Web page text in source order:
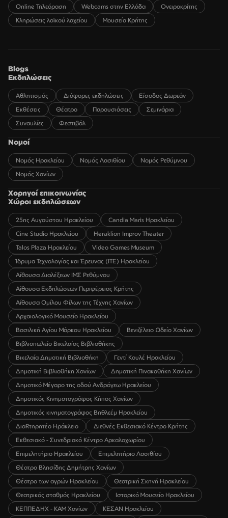
Online Τηλεόραση
Webcams στην Ελλάδα
Ονειροκρίτης
Κληρώσεις λαϊκού λαχείου
Μουσεία Κρήτης
Blogs
Εκδηλώσεις
Αθλητισμός Διάφορες εκδηλώσεις
Είσοδος Δωρεάν
Εκθέσεις
Θέατρο Παρουσιάσεις
Σεμινάρια
Συναυλίες
Φεστιβάλ
Νομοί
Νομός Ηρακλείου Νομός Λασιθίου
Νομός Ρεθύμνου
Νομός Χανίων
Χορηγοί επικοινωνίας
Χώροι εκδηλώσεων
25ης Αυγούστου Ηρακλείου
Candia Maris Ηρακλείου
Cine Studio Ηρακλείου
Heraklion Improv Theater
Talos Plaza Ηρακλείου
Video Games Museum
Ίδρυμα Τεχνολογίας και Έρευνας (ΙΤΕ) Ηρακλείου
Αίθουσα Διαλέξεων ΙΜΣ Ρεθύμνου
Αίθουσα Εκδηλώσεων Περιφέρειας Κρήτης
Αίθουσα Ομίλου Φίλων της Τέχνης Χανίων
Αρχαιολογικό Μουσείο Ηρακλείου
Βασιλική Αγίου Μάρκου Ηρακλείου
Βενιζέλειο Ωδείο Χανίων
Βιβλιοπωλείο Βικελαίας Βιβλιοθήκης
Βικελαία Δημοτική Βιβλιοθήκη
Γεντί Κουλέ Ηρακλείου
Δημοτική Βιβλιοθήκη Χανίων
Δημοτική Πινακοθήκη Χανίων
Δημοτικό Μέγαρο της οδού Ανδρόγεω Ηρακλείου
Δημοτικός Κινηματογράφος Κήπος Χανίων
Δημοτικός κινηματογράφος Βηθλεέμ Ηρακλείου
ΔιαRτηρητέο Ηράκλειο
Διεθνές Εκθεσιακό Κέντρο Κρήτης
Εκθεσιακό - Συνεδριακό Κέντρο Αρκαλοχωρίου
Επιμελητήριο Ηρακλείου
Επιμελητήριο Λασιθίου
Θέατρο Βλησίδης Δημήτρης Χανίων
Θέατρο των αγρών Ηρακλείου
Θεατρική Σκηνή Ηρακλείου
Θεατρικός σταθμός Ηρακλείου
Ιστορικό Μουσείο Ηρακλείου
ΚΕΠΠΕΔΗΧ - ΚΑΜ Χανίων
ΚΕΣΑΝ Ηρακλείου